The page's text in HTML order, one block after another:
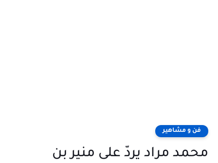
فن و مشاهير
محمد مراد يردّ على منير بن